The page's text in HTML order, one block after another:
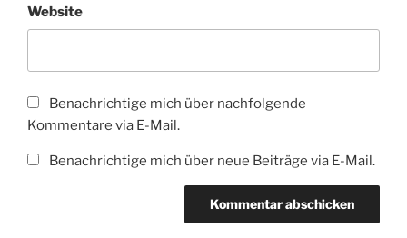
Website
Benachrichtige mich über nachfolgende
Kommentare via E-Mail.
Benachrichtige mich über neue Beiträge via E-Mail.